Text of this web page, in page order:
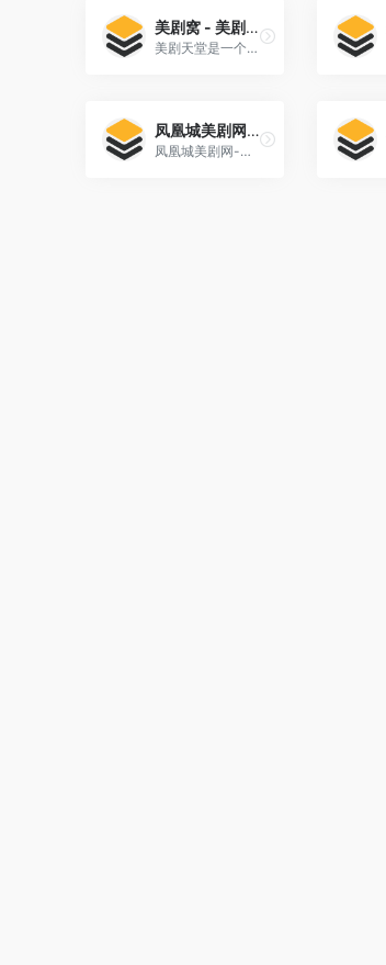
美剧窝 - 美剧天堂-美剧网-天天美剧-美国电视剧-美剧免费看
美剧天堂是一个提供高清无删减电影手机免费在线观看以及最新热播vip美国电视剧免费在线观看的网站。这个网站提供了[…]
凤凰城美剧网-热播美剧在线观看、推荐高清免费观看美剧
凤凰城美剧网-热播美剧在线观看、推荐高清免费观看美剧、... 凤凰城美剧网提供最新在线观看美剧的中文美剧网,推荐高清好看的美剧在线观看,最新美剧下载,为美剧爱好者推荐精彩好看的最新美剧排行榜。